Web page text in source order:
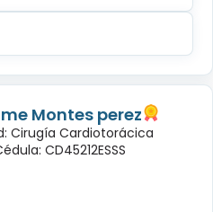
Montes perez
Cirugía Cardiotorácica
CD45212ESSS